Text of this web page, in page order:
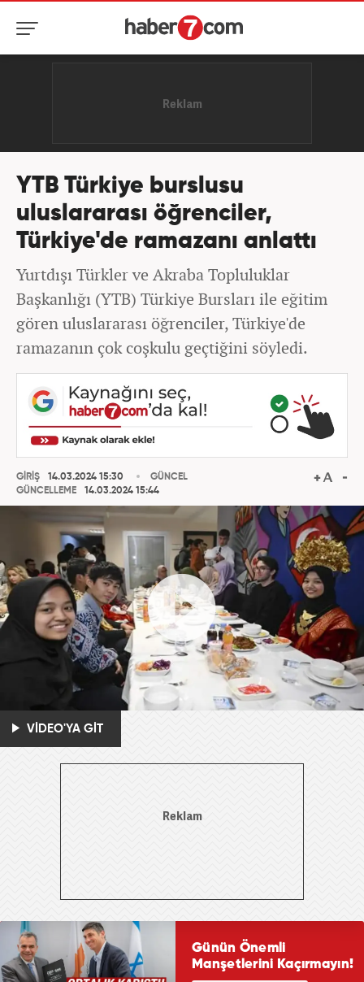
YTB Türkiye burslusu
uluslararası öğrenciler,
Türkiye'de ramazanı anlattı
Yurtdışı Türkler ve Akraba Topluluklar
Başkanlığı (YTB) Türkiye Bursları ile eğitim
gören uluslararası öğrenciler, Türkiye'de
ramazanın çok coşkulu geçtiğini söyledi.
GİRİŞ
14.03.2024 15:30
GÜNCELLEME
14.03.2024 15:44
GÜNCEL
VİDEO'YA GİT